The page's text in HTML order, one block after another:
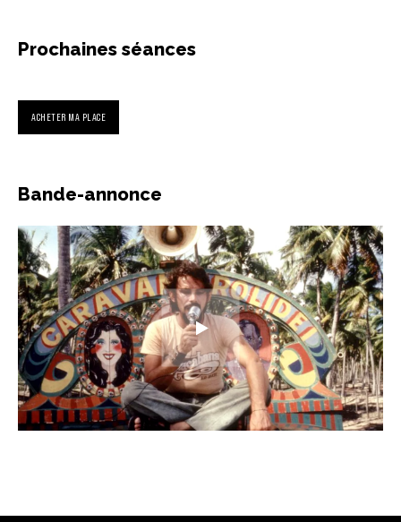
Prochaines séances
ACHETER MA PLACE
Bande-annonce